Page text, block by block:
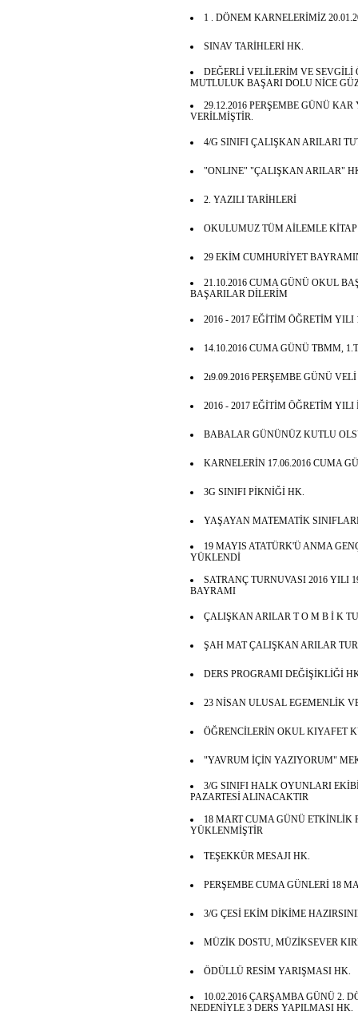
1 . DÖNEM KARNELERİMİZ
SINAV TARİHLERİ HK.
DEĞERLİ VELİLERİM VE
MUTLULUK BAŞARI DOLU NİCE
29.12.2016 PERŞEMBE GÜNÜ
VERİLMİŞTİR.
4/G SINIFI ÇALIŞKAN ARILARI
"ONLINE" "ÇALIŞKAN ARILAR"
2. YAZILI TARİHLERİ
OKULUMUZ TÜM AİLEMLE
29 EKİM CUMHURİYET
21.10.2016 CUMA GÜNÜ OKUL
BAŞARILAR DİLERİM
2016 - 2017 EĞİTİM ÖĞRETİM YILI
14.10.2016 CUMA GÜNÜ TBMM,
2ı9.09.2016 PERŞEMBE GÜNÜ
2016 - 2017 EĞİTİM ÖĞRETİM
BABALAR GÜNÜNÜZ KUTLU
KARNELERİN 17.06.2016 CUMA
3G SINIFI PİKNİĞİ HK.
YAŞAYAN MATEMATİK
19 MAYIS ATATÜRK'Ü ANMA
YÜKLENDİ
SATRANÇ TURNUVASI 2016 YILI
BAYRAMI
ÇALIŞKAN ARILAR T O M B İ K
ŞAH MAT ÇALIŞKAN ARILAR
DERS PROGRAMI DEĞİŞİKLİĞİ
23 NİSAN ULUSAL EGEMENLİK
ÖĞRENCİLERİN OKUL KIYAFET
"YAVRUM İÇİN YAZIYORUM"
3/G SINIFI HALK OYUNLARI
PAZARTESİ ALINACAKTIR
18 MART CUMA GÜNÜ ETKİNLİK
YÜKLENMİŞTİR
TEŞEKKÜR MESAJI HK.
PERŞEMBE CUMA GÜNLERİ 18
3/G ÇESİ EKİM DİKİME
MÜZİK DOSTU, MÜZİKSEVER
ÖDÜLLÜ RESİM YARIŞMASI HK.
10.02.2016 ÇARŞAMBA GÜNÜ 2.
NEDENİYLE 3 DERS YAPILMASI HK.